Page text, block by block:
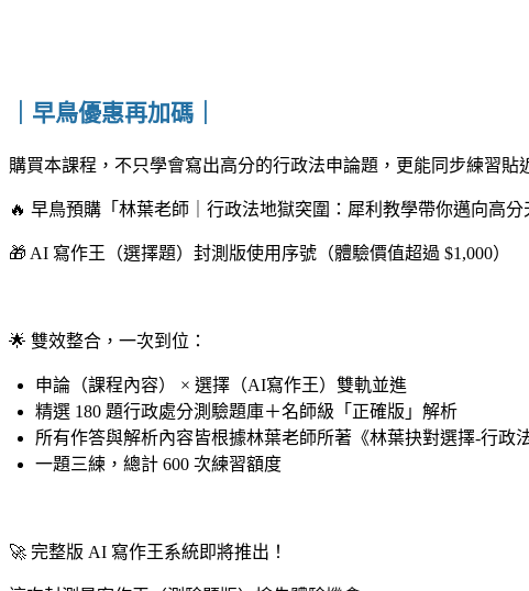
｜早鳥優惠再加碼｜
購買本課程，不只學會寫出高分的行政法申論題，更能同步練習貼
🔥 早鳥預購「 林葉老師｜行政法地獄突圍：犀利教學帶你邁向高分
🎁 AI 寫作王（選擇題）封測版使用序號（體驗價值超過 $1,000）
🌟 雙效整合，一次到位：
申論（課程內容） × 選擇（AI寫作王）雙軌並進
精選 180 題行政處分測驗題庫＋名師級「正確版」解析
所有作答與解析內容皆根據林葉老師所著《林葉抉對選擇-行政
一題三練，總計 600 次練習額度
🚀 完整版 AI 寫作王系統即將推出！